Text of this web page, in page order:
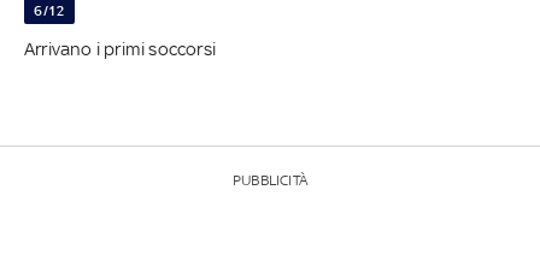
6/12
Arrivano i primi soccorsi
PUBBLICITÀ